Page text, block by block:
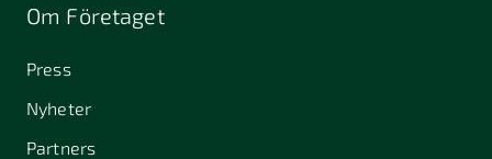
Om Företaget
Press
Nyheter
Partners